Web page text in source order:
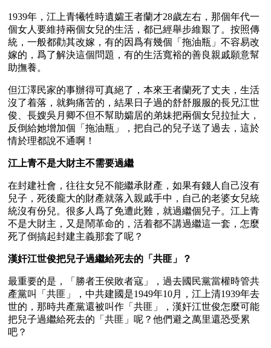
1939年，江上青犧牲時遺孀王者蘭才28歲左右，那個年代一
個女人要維持兩個女兒的生活，都已經舉步維艱了。按照傳
統，一般都勸其改嫁，有的因爲有幾個「拖油瓶」不容易改
嫁的，爲了解決這個問題，有的生活寬裕的善良親戚願意幫
助撫養。
但江澤民家的事辦得可真絕了，本來王者蘭死了丈夫，生活
沒了着落，就夠痛苦的，結果日子過的舒舒服服的長兄江世
俊、長嫂吳月卿不但不幫助孀居的弟妹把兩個女兒拉扯大，
反倒給她增加個「拖油瓶」，把自己的兒子送了過去，這於
情於理都說不通啊！
江上青不是大財主不需要過繼
在封建社會，往往女兒不能繼承財產，如果有錢人自己沒有
兒子，死後龐大的財產就落入親戚手中，自己的老婆女兒統
統沒有份兒。很多人爲了免遭此難，就過繼個兒子。江上青
不是大財主，又是鬧革命的，活着都不講過繼這一套，怎麼
死了倒搞起封建主義那套了呢？
漢奸江世俊把兒子過繼給死去的「共匪」？
最重要的是，「勝者王侯敗者寇」，過去國民黨當權時管共
產黨叫「共匪」，中共建國是1949年10月，江上清1939年去
世的，那時共產黨還被叫作「共匪」，漢奸江世俊怎麼可能
把兒子過繼給死去的「共匪」呢？他們避之萬里還恐受累
吧？